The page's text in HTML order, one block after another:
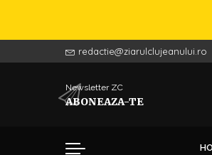
redactie@ziarulclujeanului.ro
Newsletter ZC
ABONEAZA-TE